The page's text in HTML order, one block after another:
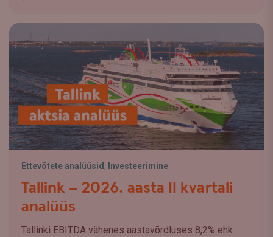
Ettevõtete analüüsid , Investeerimine
Tallink – 2026. aasta II kvartali
analüüs
Tallinki EBITDA vähenes aastavõrdluses 8,2% ehk